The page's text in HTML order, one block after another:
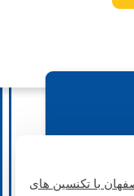
با تکنسین های